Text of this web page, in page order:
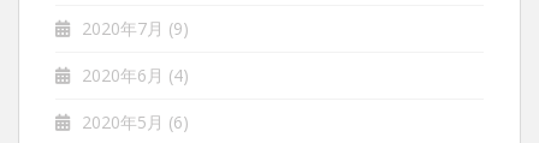
2020年7月 (9)
2020年6月 (4)
2020年5月 (6)